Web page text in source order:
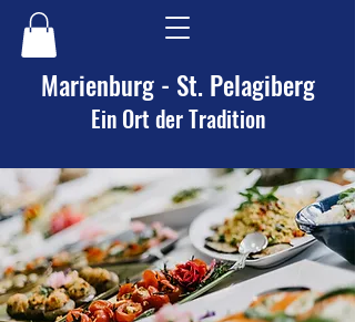
Marienburg - St. Pelagiberg
Ein Ort der Tradition